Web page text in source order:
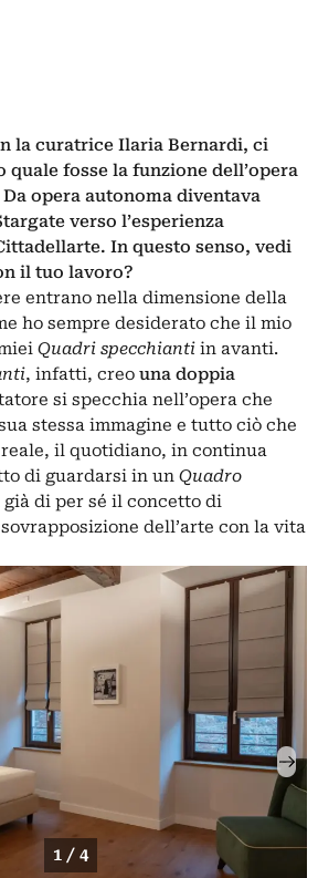
la curatrice Ilaria Bernardi, ci
fosse la funzione dell’opera
opera autonoma diventava
verso l’esperienza
In questo senso, vedi
il tuo lavoro?
entrano nella dimensione della
ho sempre desiderato che il mio
Quadri specchianti in avanti.
, infatti, creo una doppia
si specchia nell’opera che
stessa immagine e tutto ciò che
il quotidiano, in continua
di guardarsi in un Quadro
di per sé il concetto di
dell’arte con la vita
1 / 4